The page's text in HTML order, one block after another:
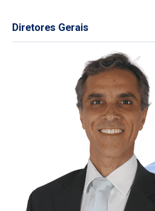
Diretores Gerais